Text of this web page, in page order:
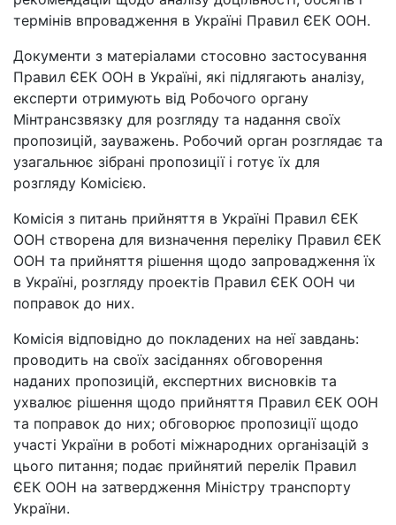
термінів впровадження в Україні Правил ЄЕК ООН.
Документи з матеріалами стосовно застосування
Правил ЄЕК ООН в Україні, які підлягають аналізу,
експерти отримують від Робочого органу
Мінтрансзвязку для розгляду та надання своїх
пропозицій, зауважень. Робочий орган розглядає та
узагальнює зібрані пропозиції і готує їх для
розгляду Комісією.
Комісія з питань прийняття в Україні Правил ЄЕК
ООН створена для визначення переліку Правил ЄЕК
ООН та прийняття рішення щодо запровадження їх
в Україні, розгляду проектів Правил ЄЕК ООН чи
поправок до них.
Комісія відповідно до покладених на неї завдань:
проводить на своїх засіданнях обговорення
наданих пропозицій, експертних висновків та
ухвалює рішення щодо прийняття Правил ЄЕК ООН
та поправок до них; обговорює пропозиції щодо
участі України в роботі міжнародних організацій з
цього питання; подає прийнятий перелік Правил
ЄЕК ООН на затвердження Міністру транспорту
України.